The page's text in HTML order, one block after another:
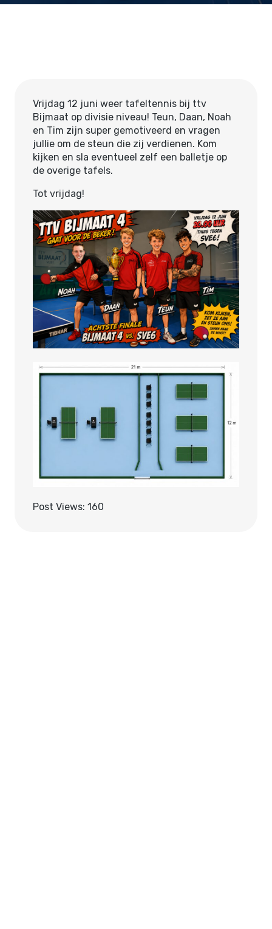
Vrijdag 12 juni weer tafeltennis bij ttv
Bijmaat op divisie niveau! Teun, Daan, Noah
en Tim zijn super gemotiveerd en vragen
jullie om de steun die zij verdienen. Kom
kijken en sla eventueel zelf een balletje op
de overige tafels.
Tot vrijdag!
Post Views: 160